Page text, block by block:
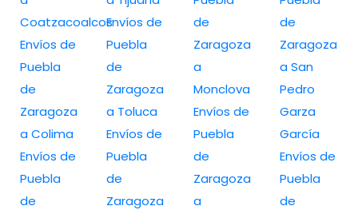
Coatzacoalcos
Envíos de
Puebla
de
Zaragoza
a Colima
Envíos de
Puebla
de
Envíos de
Puebla
de
Zaragoza
a Toluca
Envíos de
Puebla
de
Zaragoza
de
Zaragoza
a
Monclova
Envíos de
Puebla
de
Zaragoza
a
de
Zaragoza
a San
Pedro
Garza
García
Envíos de
Puebla
de